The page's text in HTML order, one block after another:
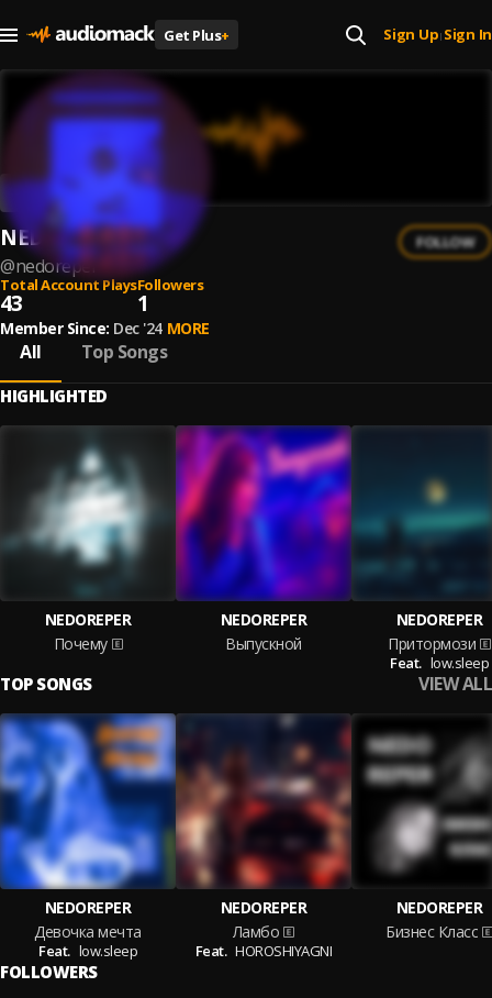
Get Plus+ Sign Up| Sign In
NEDOREPER
@nedoreper
FOLLOW
Total Account Plays
43
Followers
1
Member Since: Dec '24 MORE
All Top Songs
HIGHLIGHTED
NEDOREPER
Почему
NEDOREPER
Выпускной
NEDOREPER
Притормози
Feat. low.sleep
TOP SONGS VIEW ALL
NEDOREPER
Девочка мечта
Feat. low.sleep
NEDOREPER
Ламбо
Feat. HOROSHIYAGNI
NEDOREPER
Бизнес Класс
FOLLOWERS